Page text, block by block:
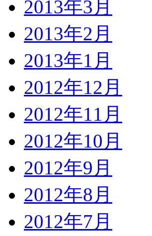
2013年3月
2013年2月
2013年1月
2012年12月
2012年11月
2012年10月
2012年9月
2012年8月
2012年7月